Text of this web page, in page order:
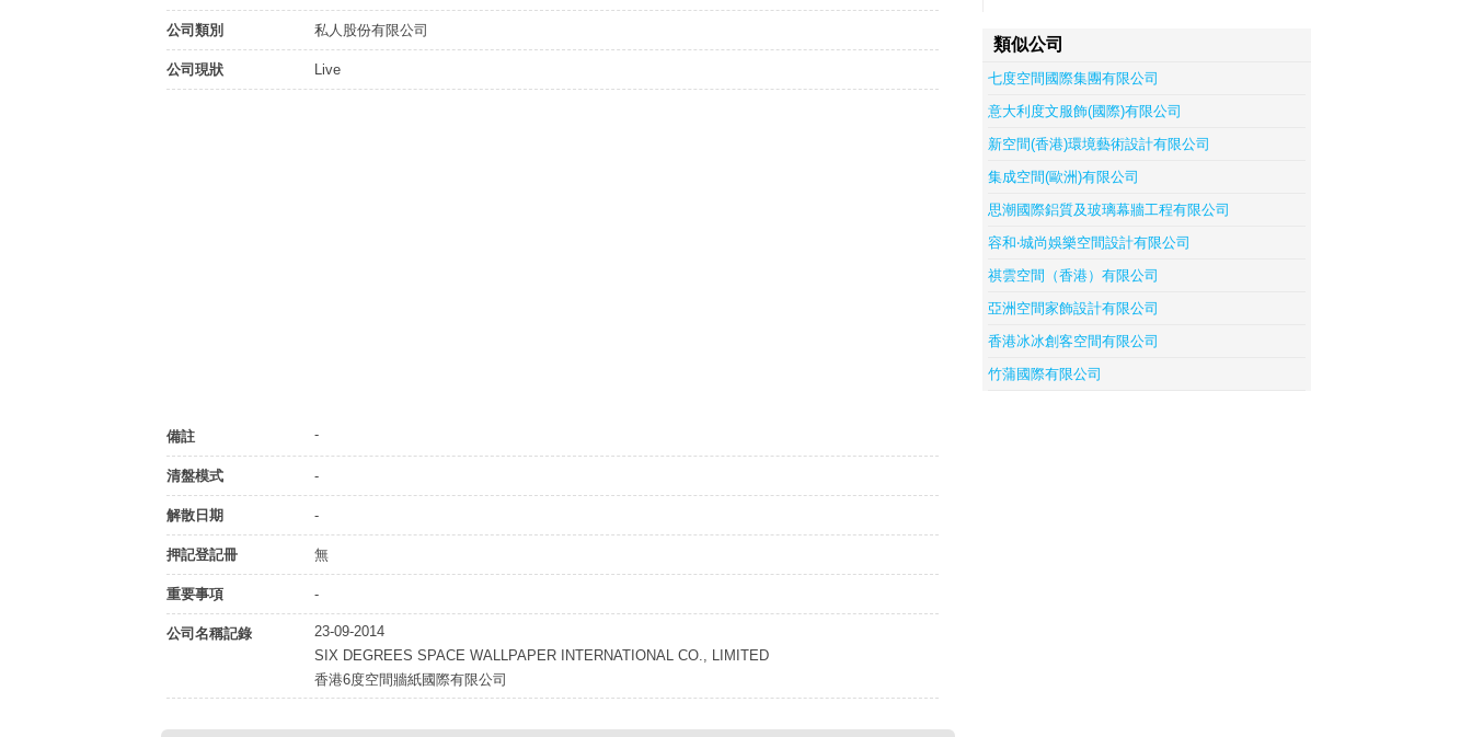
公司類別 私人股份有限公司
公司現狀 Live
備註 -
清盤模式 -
解散日期 -
押記登記冊 無
重要事項 -
公司名稱記錄
23-09-2014
SIX DEGREES SPACE WALLPAPER INTERNATIONAL CO., LIMITED
香港6度空間牆紙國際有限公司
類似公司
七度空間國際集團有限公司
意大利度文服飾(國際)有限公司
新空間(香港)環境藝術設計有限公司
集成空間(歐洲)有限公司
思潮國際鋁質及玻璃幕牆工程有限公司
容和‧城尚娛樂空間設計有限公司
祺雲空間（香港）有限公司
亞洲空間家飾設計有限公司
香港冰冰創客空間有限公司
竹蒲國際有限公司